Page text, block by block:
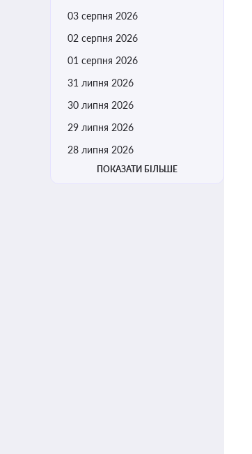
03 серпня 2026
02 серпня 2026
01 серпня 2026
31 липня 2026
30 липня 2026
29 липня 2026
28 липня 2026
ПОКАЗАТИ БІЛЬШЕ